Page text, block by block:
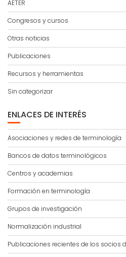
AETER
Congresos y cursos
Otras noticias
Publicaciones
Recursos y herramientas
Sin categorizar
ENLACES DE INTERÉS
Asociaciones y redes de terminología
Bancos de datos terminológicos
Centros y academias
Formación en terminología
Grupos de investigación
Normalización industrial
Publicaciones recientes de los socios